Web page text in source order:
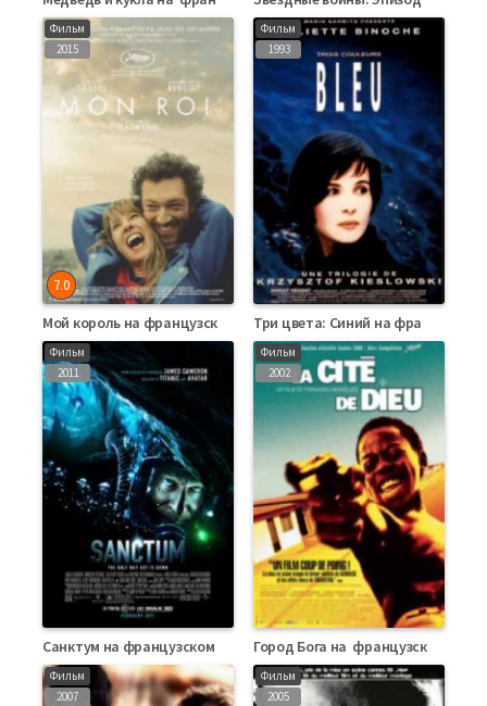
Фильм
2015
7.0
Фильм
1993
Фильм
2011
Фильм
2002
Город Бога на французском языке
Фильм
2007
Фильм
2005